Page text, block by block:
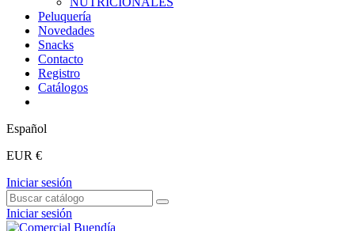
Peluquería
Novedades
Snacks
Contacto
Registro
Catálogos
Español
EUR €
Iniciar sesión
Iniciar sesión